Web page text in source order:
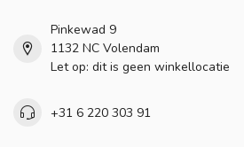
Pinkewad 9
1132 NC Volendam
Let op: dit is geen winkellocatie
+31 6 220 303 91